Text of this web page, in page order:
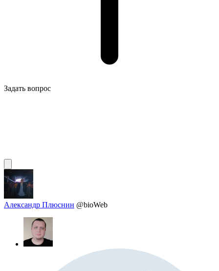
Задать вопрос
Александр Плюснин @bioWeb